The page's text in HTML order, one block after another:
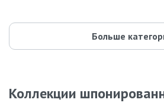
35 моделей
44
Parra design
Больше
Коллекции